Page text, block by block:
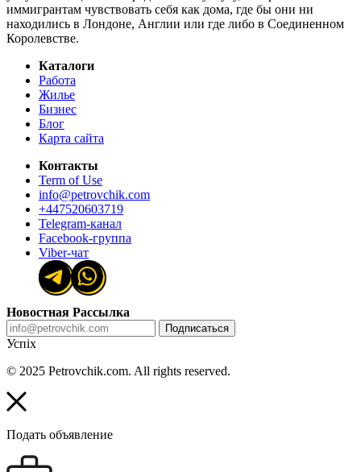
иммигрантам чувствовать себя как дома, где бы они ни
находились в Лондоне, Англии или где либо в Соединенном
Королевстве.
Каталоги
Работа
Жилье
Бизнес
Блог
Карта сайта
Контакты
Term of Use
info@petrovchik.com
+447520603719
Telegram-канал
Facebook-группа
Viber-чат
Новостная Рассылка
Подписаться
Успіх
© 2025 Petrovchik.com. All rights reserved.
Подать объявление